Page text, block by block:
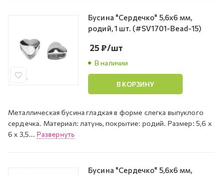
Бусина "Сердечко" 5,6х6 мм,
родий, 1 шт. (#SV1701-Bead-15)
В наличии
25₽/шт
В КОРЗИНУ
Металлическая бусина гладкая в форме слегка выпуклого
сердечка. Материал: латунь, покрытие: родий. Размер: 5,6 х
6 х 3,5... Развернуть
Бусина "Сердечко" 5,6х6 мм,